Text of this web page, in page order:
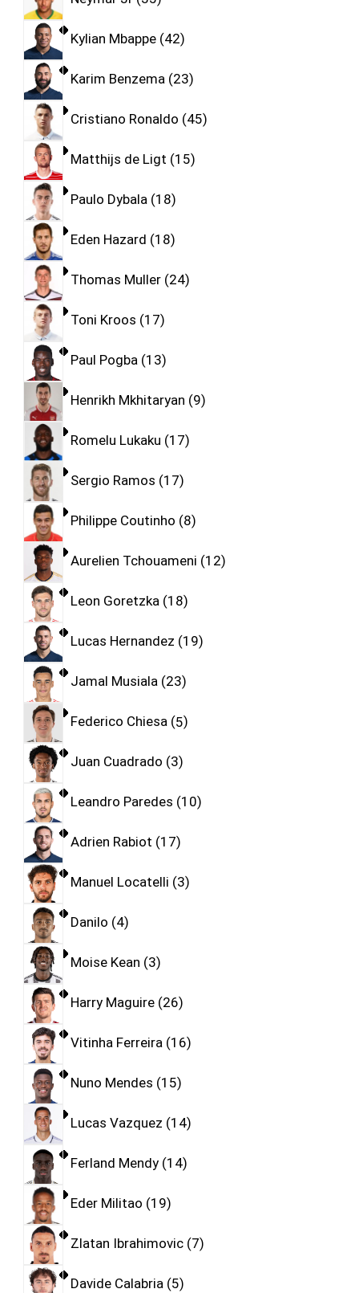
Kylian Mbappe 42
Karim Benzema 23
Cristiano Ronaldo 45
Matthijs de Ligt 15
Paulo Dybala 18
Eden Hazard 18
Thomas Muller 24
Toni Kroos 17
Paul Pogba 13
Henrikh Mkhitaryan 9
Romelu Lukaku 17
Sergio Ramos 17
Philippe Coutinho 8
Aurelien Tchouameni 12
Leon Goretzka 18
Lucas Hernandez 19
Jamal Musiala 23
Federico Chiesa 5
Juan Cuadrado 3
Leandro Paredes 10
Adrien Rabiot 17
Manuel Locatelli 3
Danilo 4
Moise Kean 3
Harry Maguire 26
Vitinha Ferreira 16
Nuno Mendes 15
Lucas Vazquez 14
Ferland Mendy 14
Eder Militao 19
Zlatan Ibrahimovic 7
Davide Calabria 5